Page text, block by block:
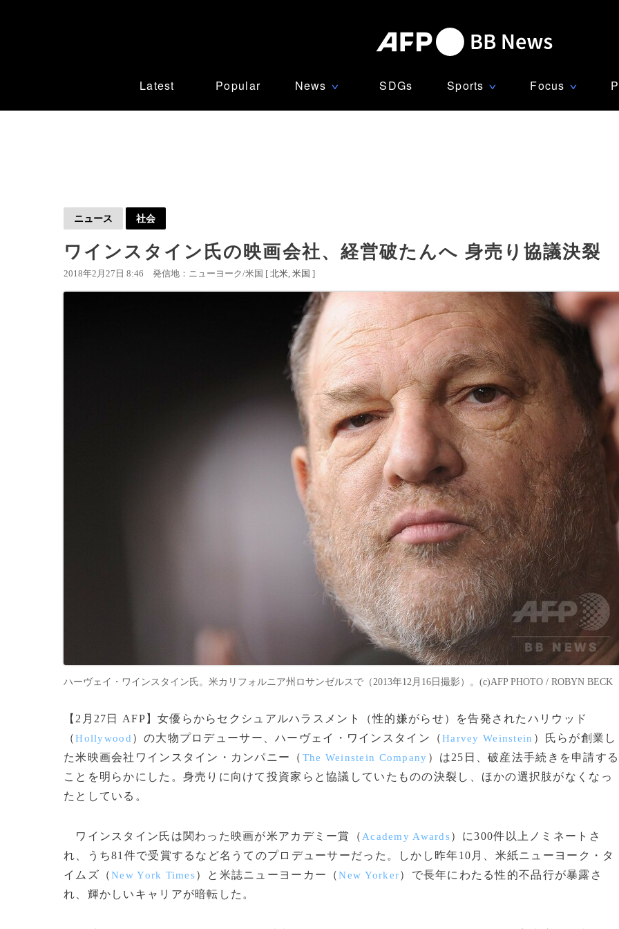
Latest Popular News ∨ SDGs Sports ∨ Focus ∨
ニュース 社会
ワインスタイン氏の映画会社、経営破たんへ 身売り協議決裂
2018年2月27日 8:46 発信地：ニューヨーク/米国 [ 北米 米国 ]
ハーヴェイ・ワインスタイン氏。米カリフォルニア州ロサンゼルスで（2013年12月16日撮影）。(c)AFP PHOTO / ROBYN BECK
【2月27日 AFP】女優らからセクシュアルハラスメント（性的嫌がらせ）を告発されたハリウッド
（Hollywood ）の大物プロデューサー、ハーヴェイ・ワインスタイン（Harvey Weinstein ）氏らが創業し
た米映画会社ワインスタイン・カンパニー（ The Weinstein Company ）は25日、破産法手続きを申請する
ことを明らかにした。身売りに向けて投資家らと協議していたものの決裂し、ほかの選択肢がなくなっ
たとしている。
ワインスタイン氏は関わった映画が米アカデミー賞（ Academy Awards）に300件以上ノミネートさ
れ、うち81件で受賞するなど名うてのプロデューサーだった。しかし昨年10月、米紙ニューヨーク・タ
イムズ（New York Times）と米誌ニューヨーカー（New Yorker）で長年にわたる性的不品行が暴露さ
れ、輝かしいキャリアが暗転した。